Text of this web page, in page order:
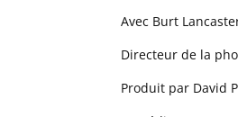
Avec Burt
Directeur de la
Produit par David